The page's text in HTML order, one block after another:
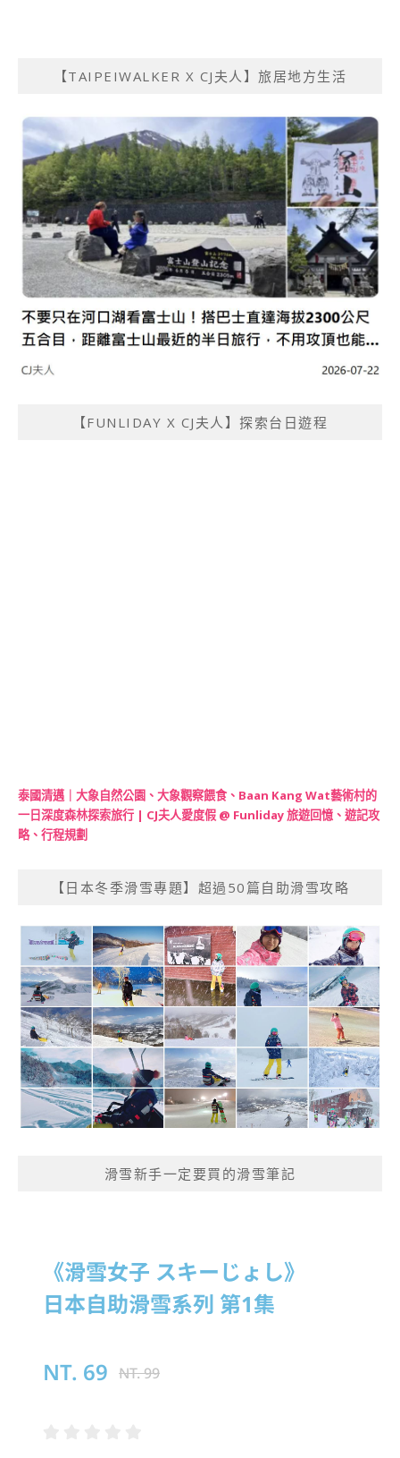
【TAIPEIWALKER X CJ夫人】旅居地方生活
【FUNLIDAY X CJ夫人】探索台日遊程
泰國清邁｜大象自然公園、大象觀察餵食、Baan Kang Wat藝術村的
一日深度森林探索旅行 | CJ夫人愛度假 @ Funliday 旅遊回憶、遊記攻
略、行程規劃
【日本冬季滑雪專題】超過50篇自助滑雪攻略
滑雪新手一定要買的滑雪筆記